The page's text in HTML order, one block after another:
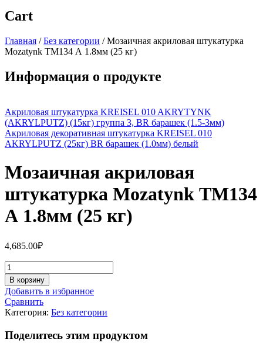
Cart
Главная / Без категории /Мозаичная акриловая штукатурка
Mozatynk ТМ134 А 1.8мм (25 кг)
Информация о продукте
Акриловая штукатурка KREISEL 010 AKRYTYNK
(AKRYLPUTZ) (15кг) группа 3, BR барашек (1.5-3мм)
Акриловая декоративная штукатурка KREISEL 010
AKRYLPUTZ (25кг) BR барашек (1.0мм) белый
Мозаичная акриловая
штукатурка Mozatynk ТМ134
А 1.8мм (25 кг)
4,685.00₽
Количество
Мозаичная
акриловая
штукатурка
Mozatynk
ТМ134
А
1.8мм
В корзину
Добавить в избранное
Сравнить
Категория: Без категории
Поделитесь этим продуктом